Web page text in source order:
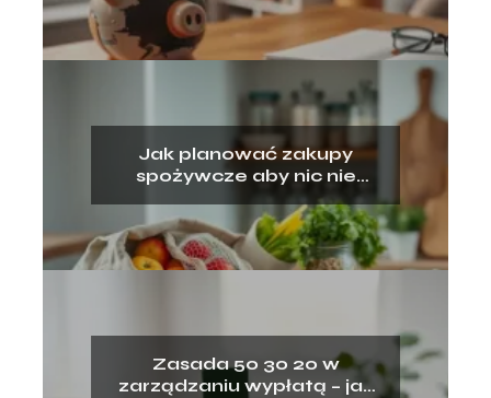
Jak planować zakupy
spożywcze aby nic nie
wyrzucać?
Zasada 50 30 20 w
zarządzaniu wypłatą – jak